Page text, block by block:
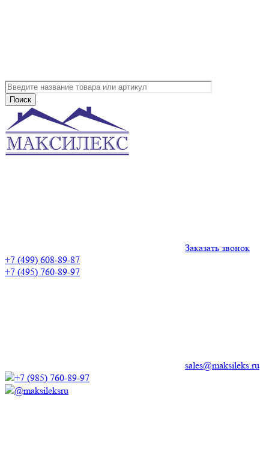
Заказать звонок
+7 (499) 608-89-87
+7 (495) 760-89-97
sales@maksileks.ru
+7 (985) 760-89-97
@maksileksru